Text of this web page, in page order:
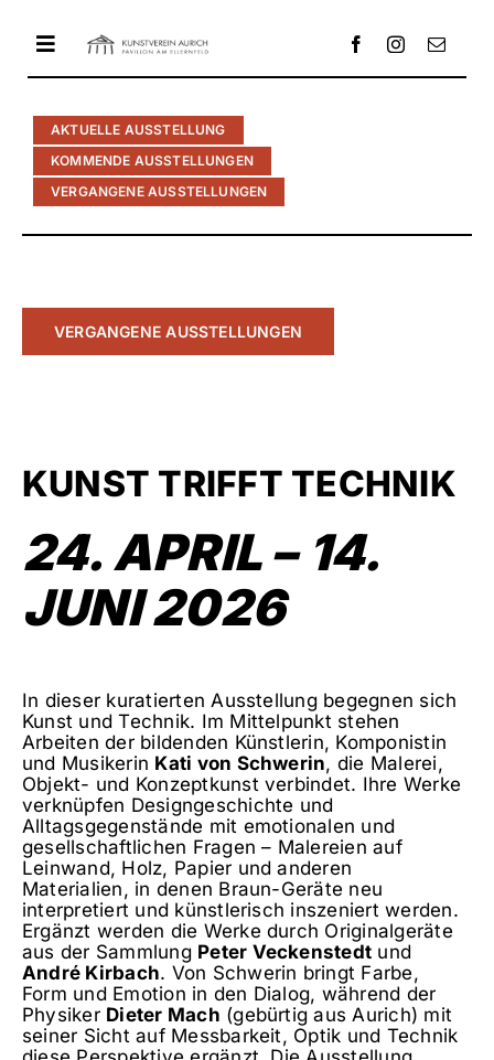
Inhalt
springen
Toggle
Navigation
HOME
AUSSTELLUNG
AKTUELLE AUSSTELLUNG
KOMMENDE AUSSTELLUNGEN
VERGANGENE AUSSTELLUNGEN
VERGANGENE AUSSTELLUNGEN
KUNST TRIFFT TECHNIK
24. APRIL – 14.
JUNI 2026
In dieser kuratierten Ausstellung begegnen sich
Kunst und Technik. Im Mittelpunkt stehen
Arbeiten der bildenden Künstlerin, Komponistin
und Musikerin Kati von Schwerin, die Malerei,
Objekt- und Konzeptkunst verbindet. Ihre Werke
verknüpfen Designgeschichte und
Alltagsgegenstände mit emotionalen und
gesellschaftlichen Fragen – Malereien auf
Leinwand, Holz, Papier und anderen
Materialien, in denen Braun-Geräte neu
interpretiert und künstlerisch inszeniert werden.
Ergänzt werden die Werke durch Originalgeräte
aus der Sammlung Peter Veckenstedt und
André Kirbach. Von Schwerin bringt Farbe,
Form und Emotion in den Dialog, während der
Physiker Dieter Mach (gebürtig aus Aurich) mit
seiner Sicht auf Messbarkeit, Optik und Technik